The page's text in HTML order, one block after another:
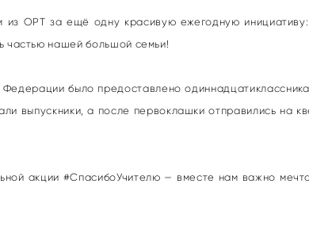
из ОРТ за ещё одну красивую ежегодную
частью нашей большой семьи!
было предоставлено
выпускники, а после первоклашки отправились на
акции #СпасибоУчителю — вместе нам важно